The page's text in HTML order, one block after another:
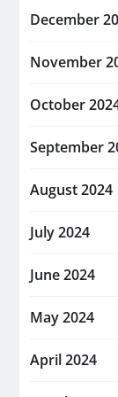
December
November
October
September
August 2024
July 2024
June 2024
May 2024
April 2024